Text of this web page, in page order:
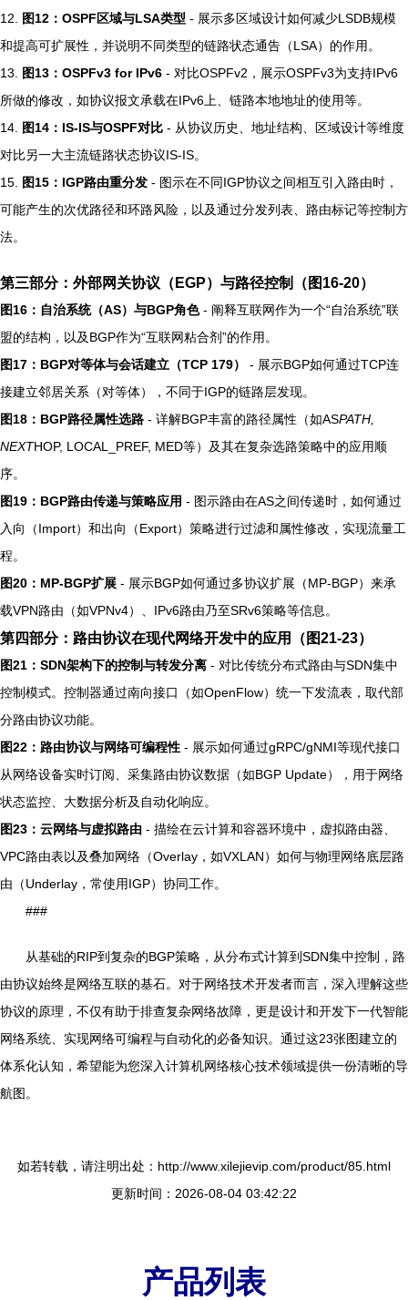
12. 图12：OSPF区域与LSA类型 - 展示多区域设计如何减少LSDB规模
和提高可扩展性，并说明不同类型的链路状态通告（LSA）的作用。
13.
图13：OSPFv3 for IPv6 - 对比OSPFv2，展示OSPFv3为支持IPv6
所做的修改，如协议报文承载在IPv6上、链路本地地址的使用等。
14.
图14：IS-IS与OSPF对比 - 从协议历史、地址结构、区域设计等维度
对比另一大主流链路状态协议IS-IS。
15.
图15：IGP路由重分发 - 图示在不同IGP协议之间相互引入路由时，
可能产生的次优路径和环路风险，以及通过分发列表、路由标记等控制方
法。
第三部分：外部网关协议（EGP）与路径控制（图16-20）
图16：自治系统（AS）与BGP角色- 阐释互联网作为一个“自治系统”联
盟的结构，以及BGP作为“互联网粘合剂”的作用。
图17：BGP对等体与会话建立（TCP 179）
- 展示BGP如何通过TCP连
接建立邻居关系（对等体），不同于IGP的链路层发现。
图18：BGP路径属性选路 - 详解BGP丰富的路径属性（如ASPATH,
NEXTHOP, LOCAL_PREF, MED等）及其在复杂选路策略中的应用顺
序。
图19：BGP路由传递与策略应用 - 图示路由在AS之间传递时，如何通过
入向（Import）和出向（Export）策略进行过滤和属性修改，实现流量工
程。
图20：MP-BGP扩展 - 展示BGP如何通过多协议扩展（MP-BGP）来承
载VPN路由（如VPNv4）、IPv6路由乃至SRv6策略等信息。
第四部分：路由协议在现代网络开发中的应用（图21-23）
图21：SDN架构下的控制与转发分离 - 对比传统分布式路由与SDN集中
控制模式。控制器通过南向接口（如OpenFlow）统一下发流表，取代部
分路由协议功能。
图22：路由协议与网络可编程性 - 展示如何通过gRPC/gNMI等现代接口
从网络设备实时订阅、采集路由协议数据（如BGP Update），用于网络
状态监控、大数据分析及自动化响应。
图23：云网络与虚拟路由 - 描绘在云计算和容器环境中，虚拟路由器、
VPC路由表以及叠加网络（Overlay，如VXLAN）如何与物理网络底层路
由（Underlay，常使用IGP）协同工作。
###
从基础的RIP到复杂的BGP策略，从分布式计算到SDN集中控制，路
由协议始终是网络互联的基石。对于网络技术开发者而言，深入理解这些
协议的原理，不仅有助于排查复杂网络故障，更是设计和开发下一代智能
网络系统、实现网络可编程与自动化的必备知识。通过这23张图建立的
体系化认知，希望能为您深入计算机网络核心技术领域提供一份清晰的导
航图。
如若转载，请注明出处：http://www.xilejievip.com/product/85.html
更新时间：2026-08-04 03:42:22
产品列表